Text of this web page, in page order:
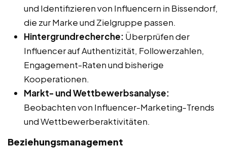
und Identifizieren von Influencern in Bissendorf,
die zur Marke und Zielgruppe passen.
Hintergrundrecherche: Überprüfen der
Influencer auf Authentizität, Followerzahlen,
Engagement-Raten und bisherige
Kooperationen.
Markt- und Wettbewerbsanalyse:
Beobachten von Influencer-Marketing-Trends
und Wettbewerberaktivitäten.
Beziehungsmanagement